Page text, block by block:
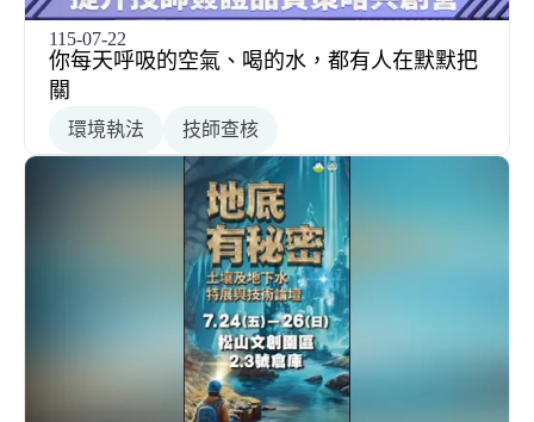
115-07-22
你每天呼吸的空氣、喝的水，都有人在默默把
關
環境執法 技師查核